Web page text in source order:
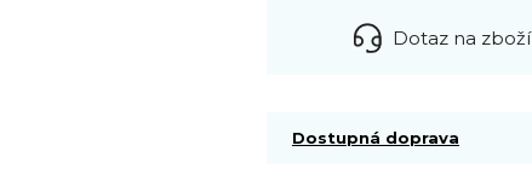
Dotaz na zboží
Dostupná doprava